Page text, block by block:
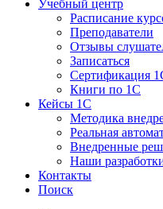
Учебный центр
Расписание
Преподаватели
Отзывы
Записаться
Сертификация
Книги по 1С
Кейсы 1С
Методика
Реальная
Внедренные
Наши
Контакты
Поиск